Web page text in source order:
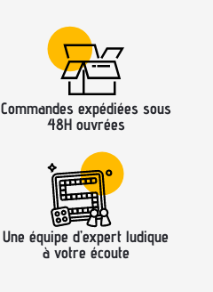
Commandes expédiées sous
48H ouvrées
Une équipe d’expert ludique
à votre écoute